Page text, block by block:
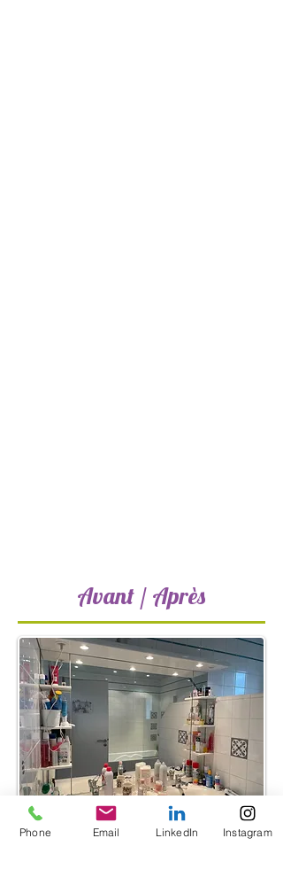
Avant / Après
Phone Email LinkedIn Instagram